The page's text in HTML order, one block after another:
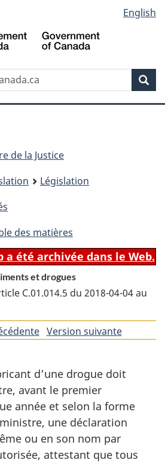
au
contenu
propos
de
la
HTML
simplifiée
English
de la Justice
Législation
des matières
a été archivée dans le Web.
et drogues
C.01.014.5 du 2018-04-04 au
deVersion suivantede
d’une drogue doit
avant le premier
année et selon la forme
une déclaration
ou en son nom par
attestant que tous